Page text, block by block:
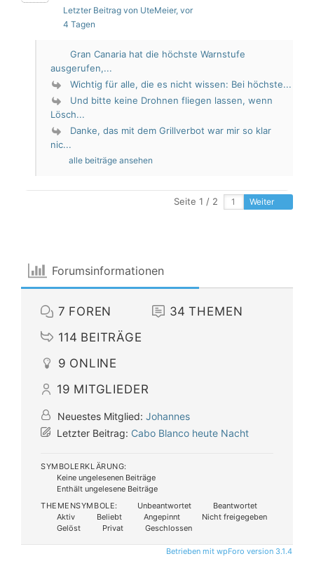
Letzter Beitrag von UteMeier, vor
4 Tagen
Gran Canaria hat die höchste Warnstufe
ausgerufen,...
Wichtig für alle, die es nicht wissen: Bei höchste...
Und bitte keine Drohnen fliegen lassen, wenn
Lösch...
Danke, das mit dem Grillverbot war mir so klar
nic...
alle beiträge ansehen
Seite 1 / 2 Weiter
Forumsinformationen
7 FOREN 34 THEMEN
114 BEITRÄGE
9 ONLINE
19 MITGLIEDER
Neuestes Mitglied: Johannes
Letzter Beitrag: Cabo Blanco heute Nacht
SYMBOLERKLÄRUNG:
Keine ungelesenen Beiträge
Enthält ungelesene Beiträge
THEMENSYMBOLE:
Unbeantwortet
Beantwortet
Aktiv
Beliebt Angepinnt
Nicht freigegeben
Gelöst
Privat Geschlossen
Betrieben mit wpForo version 3.1.4